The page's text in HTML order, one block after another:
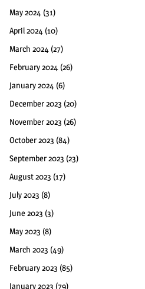
May 2024 (31)
April 2024 (10)
March 2024 (27)
February 2024 (26)
January 2024 (6)
December 2023 (20)
November 2023 (26)
October 2023 (84)
September 2023 (23)
August 2023 (17)
July 2023 (8)
June 2023 (3)
May 2023 (8)
March 2023 (49)
February 2023 (85)
January 2023 (79)